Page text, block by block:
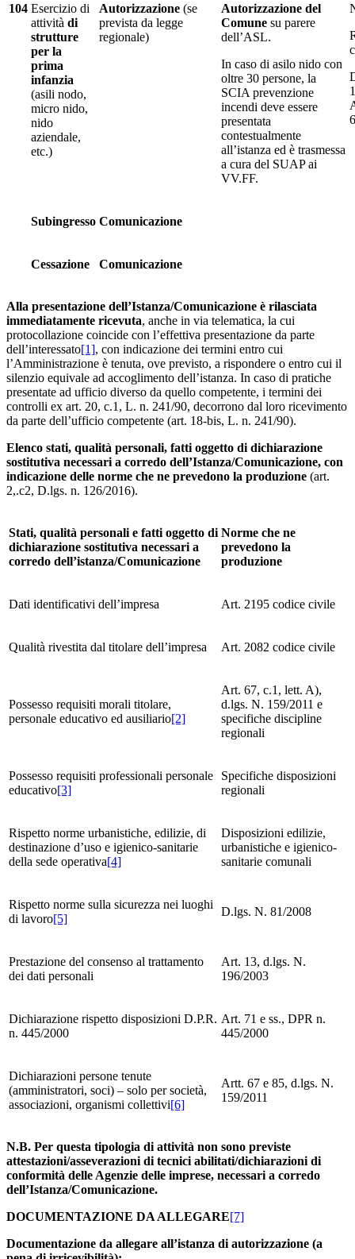
104 Esercizio di
attività di
strutture
per la
prima
infanzia
(asili nodo,
micro nido,
nido
aziendale,
etc.)
Autorizzazione (se
prevista da legge
regionale)
Autorizzazione del
Comune su parere
dell’ASL.
In caso di asilo nido con
oltre 30 persone, la
SCIA prevenzione
incendi deve essere
presentata
contestualmente
all’istanza ed è trasmessa
a cura del SUAP ai
VV.FF.
Subingresso Comunicazione
Cessazione Comunicazione
Alla presentazione dell’Istanza/Comunicazione è rilasciata
immediatamente ricevuta, anche in via telematica, la cui
protocollazione coincide con l’effettiva presentazione da parte
dell’interessato[1], con indicazione dei termini entro cui
l’Amministrazione è tenuta, ove previsto, a rispondere o entro cui il
silenzio equivale ad accoglimento dell’istanza. In caso di pratiche
presentate ad ufficio diverso da quello competente, i termini dei
controlli ex art. 20, c.1, L. n. 241/90, decorrono dal loro ricevimento
da parte dell’ufficio competente (art. 18-bis, L. n. 241/90).
Elenco stati, qualità personali, fatti oggetto di dichiarazione
sostitutiva necessari a corredo dell’Istanza/Comunicazione, con
indicazione delle norme che ne prevedono la produzione (art.
2,.c2, D.lgs. n. 126/2016).
Stati, qualità personali e fatti oggetto di
dichiarazione sostitutiva necessari a
corredo dell’istanza/Comunicazione
Norme che ne
prevedono la
produzione
Dati identificativi dell’impresa Art. 2195 codice civile
Qualità rivestita dal titolare dell’impresa Art. 2082 codice civile
Possesso requisiti morali titolare,
personale educativo ed ausiliario[2]
Art. 67, c.1, lett. A),
d.lgs. N. 159/2011 e
specifiche discipline
regionali
Possesso requisiti professionali personale
educativo[3]
Specifiche disposizioni
regionali
Rispetto norme urbanistiche, edilizie, di
destinazione d’uso e igienico-sanitarie
della sede operativa[4]
Disposizioni edilizie,
urbanistiche e igienico-
sanitarie comunali
Rispetto norme sulla sicurezza nei luoghi
di lavoro[5]
D.lgs. N. 81/2008
Prestazione del consenso al trattamento
dei dati personali
Art. 13, d.lgs. N.
196/2003
Dichiarazione rispetto disposizioni D.P.R.
n. 445/2000
Art. 71 e ss., DPR n.
445/2000
Dichiarazioni persone tenute
(amministratori, soci) – solo per società,
associazioni, organismi collettivi[6]
Artt. 67 e 85, d.lgs. N.
159/2011
N.B. Per questa tipologia di attività non sono previste
attestazioni/asseverazioni di tecnici abilitati/dichiarazioni di
conformità delle Agenzie delle imprese, necessari a corredo
dell’Istanza/Comunicazione.
DOCUMENTAZIONE DA ALLEGARE[7]
Documentazione da allegare all’istanza di autorizzazione (a